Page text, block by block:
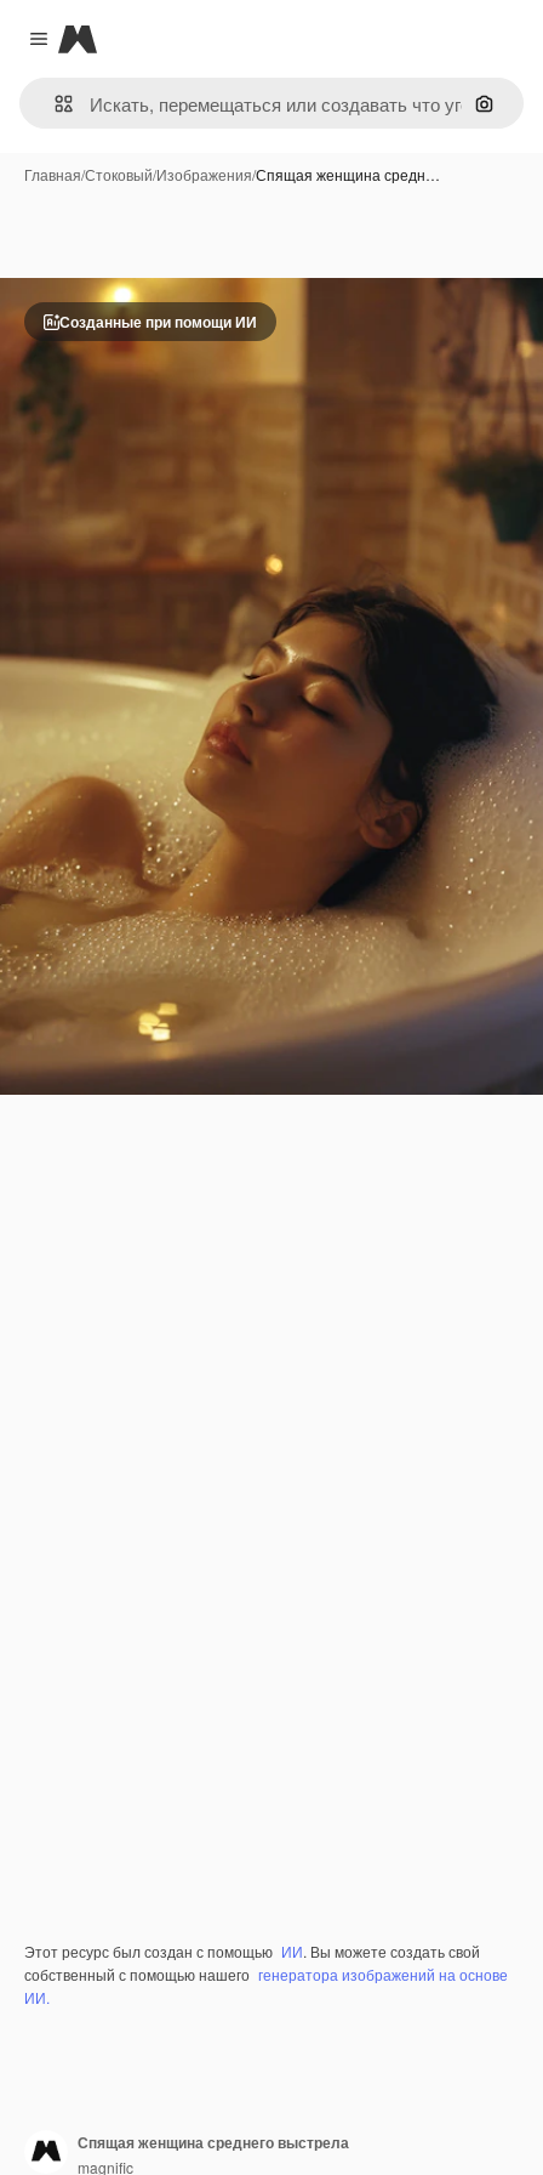
Close menu
Magnific
Поиск
Главная/Стоковый/Изображения/Спящая женщина средн…
Созданные при помощи ИИ
Этот ресурс был создан с помощью ИИ. Вы можете создать свой
собственный с помощью нашего генератора изображений на основе
ИИ.
Спящая женщина среднего выстрела
magnific